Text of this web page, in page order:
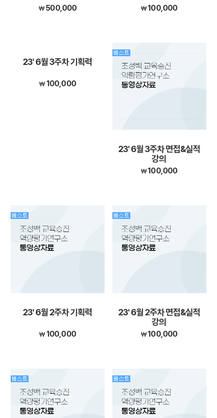
500,000 100,000
23' 6월 3주차 기획력
100,000
23' 6월 3주차 면접&실적
강의
100,000
23' 6월 2주차 기획력
100,000
23' 6월 2주차 면접&실적
강의
100,000